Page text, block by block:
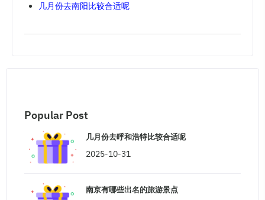
几月份去南阳比较合适呢
Popular Post
几月份去呼和浩特比较合适呢
2025-10-31
南京有哪些出名的旅游景点